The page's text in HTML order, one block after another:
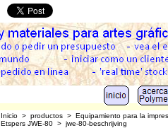
Inicio > productos > Equipamiento para la
Etspers JWE-80 > jwe-80-beschrijving